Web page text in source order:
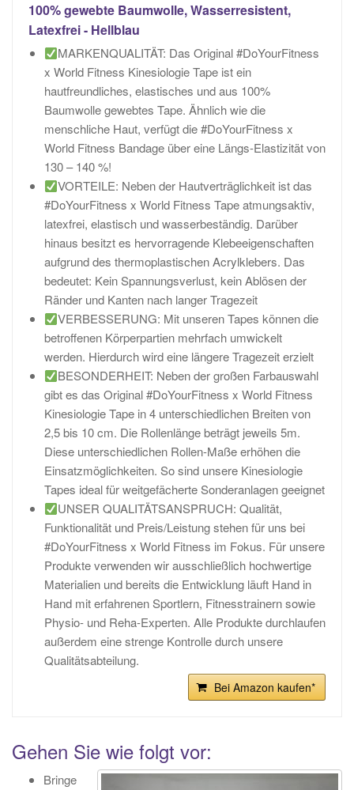
100% gewebte Baumwolle, Wasserresistent,
Latexfrei - Hellblau
MARKENQUALITÄT: Das Original #DoYourFitness
x World Fitness Kinesiologie Tape ist ein
hautfreundliches, elastisches und aus 100%
Baumwolle gewebtes Tape. Ähnlich wie die
menschliche Haut, verfügt die #DoYourFitness x
World Fitness Bandage über eine Längs-Elastizität von
130 – 140 %!
VORTEILE: Neben der Hautverträglichkeit ist das
#DoYourFitness x World Fitness Tape atmungsaktiv,
latexfrei, elastisch und wasserbeständig. Darüber
hinaus besitzt es hervorragende Klebeeigenschaften
aufgrund des thermoplastischen Acrylklebers. Das
bedeutet: Kein Spannungsverlust, kein Ablösen der
Ränder und Kanten nach langer Tragezeit
VERBESSERUNG: Mit unseren Tapes können die
betroffenen Körperpartien mehrfach umwickelt
werden. Hierdurch wird eine längere Tragezeit erzielt
BESONDERHEIT: Neben der großen Farbauswahl
gibt es das Original #DoYourFitness x World Fitness
Kinesiologie Tape in 4 unterschiedlichen Breiten von
2,5 bis 10 cm. Die Rollenlänge beträgt jeweils 5m.
Diese unterschiedlichen Rollen-Maße erhöhen die
Einsatzmöglichkeiten. So sind unsere Kinesiologie
Tapes ideal für weitgefächerte Sonderanlagen geeignet
UNSER QUALITÄTSANSPRUCH: Qualität,
Funktionalität und Preis/Leistung stehen für uns bei
#DoYourFitness x World Fitness im Fokus. Für unsere
Produkte verwenden wir ausschließlich hochwertige
Materialien und bereits die Entwicklung läuft Hand in
Hand mit erfahrenen Sportlern, Fitnesstrainern sowie
Physio- und Reha-Experten. Alle Produkte durchlaufen
außerdem eine strenge Kontrolle durch unsere
Qualitätsabteilung.
Bei Amazon kaufen*
Gehen Sie wie folgt vor:
Bringe